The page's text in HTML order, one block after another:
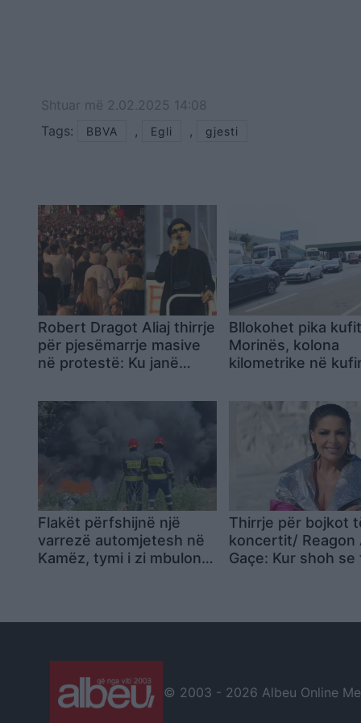
Shtuar më 2.02.2025 14:08
Tags:
BBVA , Egli , gjesti
Robert Dragot Aliaj thirrje
për pjesëmarrje masive
në protestë: Ku janë
dhe koncerteve, kur
vendi është në rrezik?
Bllokohet pika
Morinës, kolona
kilometrike në
Flakët përfshijnë një
varrezë automjetesh në
Kamëz, tymi i zi mbulon
Thirrje për bojkot
koncertit/ Reagon
Gaçe: Kur shoh se
© 2003 - 2026 Albeu Online